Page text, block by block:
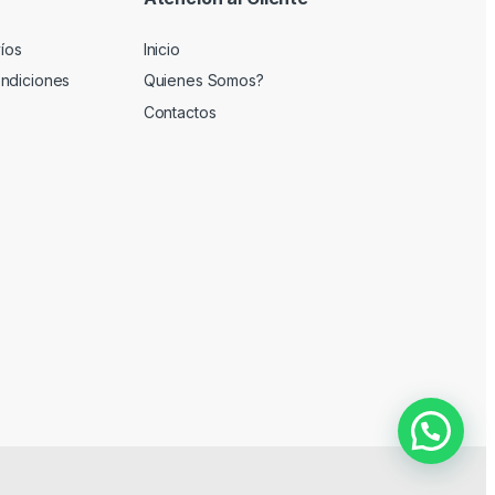
Inicio
Quienes Somos?
Contactos